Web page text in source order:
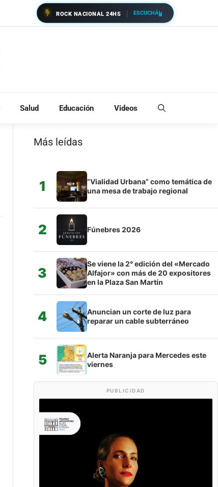
ROCK NACIONAL 24HS ESCUCHÁ
Salud Educación Videos
Más leídas
1
“Vialidad Urbana” como temática de
una mesa de trabajo regional
2 Fúnebres 2026
3
Se viene la 2° edición del «Mercado
Alfajor» con más de 20 expositores
en la Plaza San Martín
4
Anuncian un corte de luz para
reparar un cable subterráneo
5
Alerta Naranja para Mercedes este
viernes
PUBLICIDAD